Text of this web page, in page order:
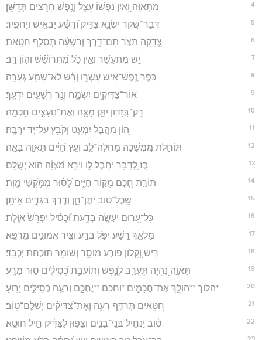
4 מִתְאַוָּ֣ה וָ֭אַיִן נַפְשׁ֣וֹ עָצֵ֑ל וְנֶ֖פֶשׁ חָרֻצִ֣ים תְּדֻשָּֽׁן׃
5 דְּבַר־שֶׁ֭קֶר יִשְׂנָ֣א צַדִּ֑יק וְ֝רָשָׁ֗ע יַבְאִ֥ישׁ וְיַחְפִּֽיר׃
6 צְ֭דָקָה תִּצֹּ֣ר תָּם־דָּ֑רֶךְ וְ֝רִשְׁעָ֗ה תְּסַלֵּ֥ף חַטָּֽאת׃
7 יֵ֣שׁ מִ֭תְעַשֵּׁר וְאֵ֣ין כֹּ֑ל מִ֝תְרוֹשֵׁ֗שׁ וְה֣וֹן רָֽב׃
8 כֹּ֣פֶר נֶֽפֶשׁ־אִ֣ישׁ עָשְׁר֑וֹ וְ֝רָ֗שׁ לֹא־שָׁמַ֥ע גְּעָרָֽה׃
9 אוֹר־צַדִּיקִ֥ים יִשְׂמָ֑ח וְנֵ֖ר רְשָׁעִ֣ים יִדְעָֽךְ׃
10 רַק־בְּ֭זָדוֹן יִתֵּ֣ן מַצָּ֑ה וְאֶת־נ֖וֹעָצִ֣ים חָכְמָֽה׃
11 ה֭וֹן מֵהֶ֣בֶל יִמְעָ֑ט וְקֹבֵ֖ץ עַל־יָ֣ד יַרְבֶּֽה׃
12 תּוֹחֶ֣לֶת מְ֭מֻשָּׁכָה מַחֲלָה־לֵ֑ב וְעֵ֥ץ חַ֝יִּ֗ים תַּאֲוָ֥ה בָאָֽה׃
13 בָּ֣ז לְ֭דָבָר יֵחָ֣בֶל ל֑וֹ וִירֵ֥א מִ֝צְוָ֗ה ה֣וּא יְשֻׁלָּֽם׃
14 תּוֹרַ֣ת חָ֭כָם מְק֣וֹר חַיִּ֑ים לָ֝ס֗וּר מִמֹּ֥קְשֵׁי מָֽוֶת׃
15 שֵֽׂכֶל־ט֭וֹב יִתֶּן־חֵ֑ן וְדֶ֖רֶךְ בֹּגְדִ֣ים אֵיתָֽן׃
16 כָּל־עָ֭רוּם יַעֲשֶׂ֣ה בְדָ֑עַת וּ֝כְסִ֗יל יִפְרֹ֥שׂ אִוֶּֽלֶת׃
17 מַלְאָ֣ךְ רָ֭שָׁע יִפֹּ֣ל בְּרָ֑ע וְצִ֖יר אֱמוּנִ֣ים מַרְפֵּֽא׃
18 רֵ֣ישׁ וְ֭קָלוֹן פּוֹרֵ֣עַ מוּסָ֑ר וְשׁוֹמֵ֖ר תּוֹכַ֣חַת יְכֻבָּֽד׃
19 תַּאֲוָ֣ה נִ֭הְיָה תֶּעֱרַ֣ב לְנָ֑פֶשׁ וְתוֹעֲבַ֥ת כְּ֝סִילִ֗ים ס֣וּר מֵרָֽע׃
20 *הלוך **הוֹלֵ֣ךְ אֶת־חֲכָמִ֣ים *וחכם **יֶחְכָּ֑ם וְרֹעֶ֖ה כְסִילִ֣ים יֵרֽוֹעַ׃
21 חַ֭טָּאִים תְּרַדֵּ֣ף רָעָ֑ה וְאֶת־צַ֝דִּיקִ֗ים יְשַׁלֶּם־טֽוֹב׃
22 ט֗וֹב יַנְחִ֥יל בְּנֵֽי־בָנִ֑ים וְצָפ֥וּן לַ֝צַּדִּ֗יק חֵ֣יל חוֹטֵֽא׃
23